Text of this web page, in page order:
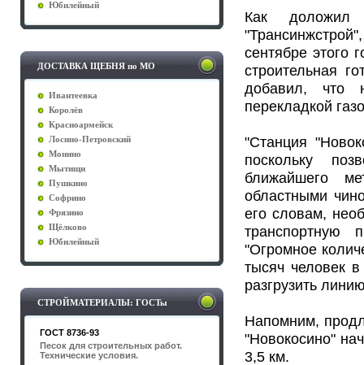
Юбилейный
ДОСТАВКА ЩЕБНЯ по МО
Ивантеевка
Королёв
Красноармейск
Лосино-Петровский
Монино
Мытищи
Пушкино
Софрино
Фрязино
Щёлково
Юбилейный
СТРОЙМАТЕРИАЛЫ: ГОСТы
ГОСТ 8736-93
Песок для строительных работ.
Технические условия.
Как доложил
сентябре этого
строительная
добавил, что
перекладкой
"Станция
поскольку
ближайшего
областными
его словам,
транспортную
"Огромное
тысяч человек
разгрузить
Напомним,
"Новокосино"
3,5 км.